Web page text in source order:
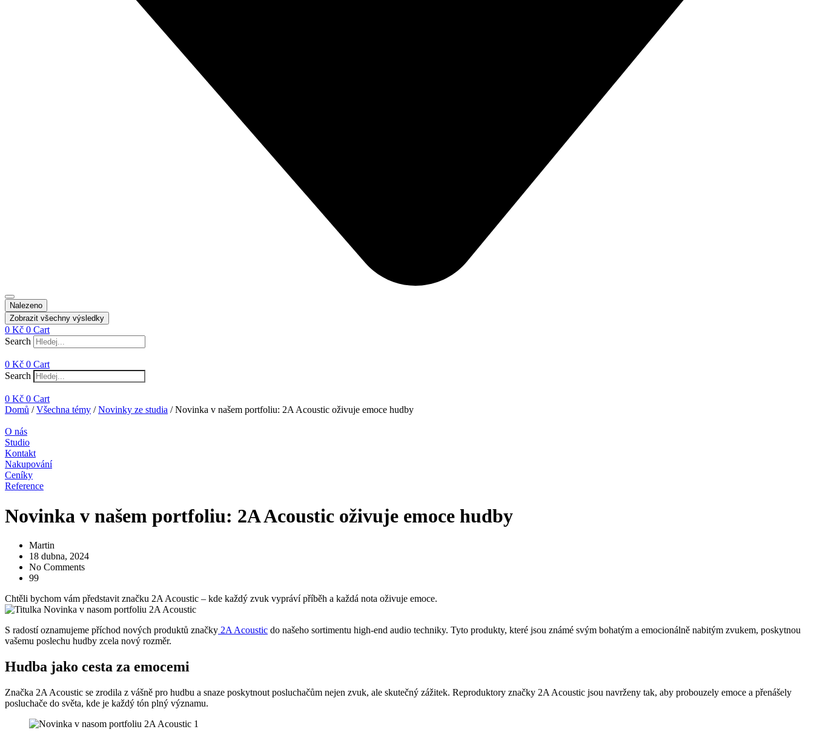
Nalezeno
Zobrazit všechny výsledky
0 Kč 0 Cart
Search
0 Kč 0 Cart
Search
0 Kč 0 Cart
Domů /Všechna témy /Novinky ze studia / Novinka v našem portfoliu: 2A Acoustic oživuje emoce hudby
O nás
Studio
Kontakt
Nakupování
Ceníky
Reference
Novinka v našem portfoliu: 2A Acoustic oživuje emoce hudby
Martin
18 dubna, 2024
No Comments
99
Chtěli bychom vám představit značku 2A Acoustic – kde každý zvuk vypráví příběh a každá nota oživuje emoce.
S radostí oznamujeme příchod nových produktů značky 2A Acoustic do našeho sortimentu high-end audio techniky. Tyto produkty, které jsou známé svým bohatým a emocionálně nabitým zvukem, poskytnou
vašemu poslechu hudby zcela nový rozměr.
Hudba jako cesta za emocemi
Značka 2A Acoustic se zrodila z vášně pro hudbu a snaze poskytnout posluchačům nejen zvuk, ale skutečný zážitek. Reproduktory značky 2A Acoustic jsou navrženy tak, aby probouzely emoce a přenášely
posluchače do světa, kde je každý tón plný významu.